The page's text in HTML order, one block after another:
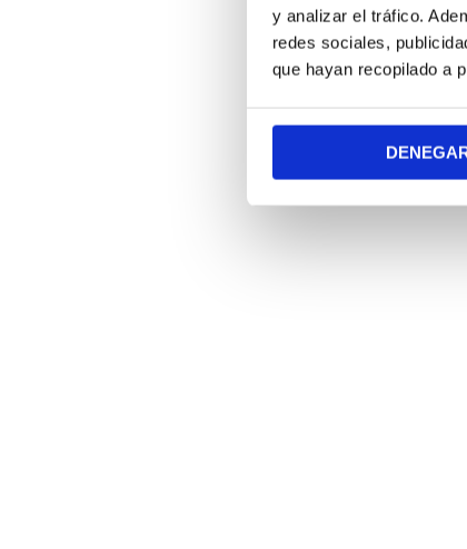
y analizar el tráfico.
redes sociales,
que hayan recopilado a